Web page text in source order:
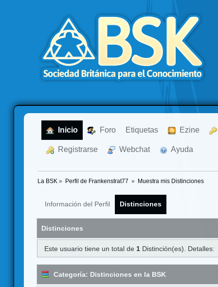
Inicio Foro Etiquetas Ezine
Registrarse Webchat Ayuda
La BSK » Perfil de Frankenstrat77 » Muestra mis Distinciones
Información del Perfil Distinciones
Distinciones
Este usuario tiene un total de 1 Distinción(es). Detalles:
Categoría: Distinciones en la BSK